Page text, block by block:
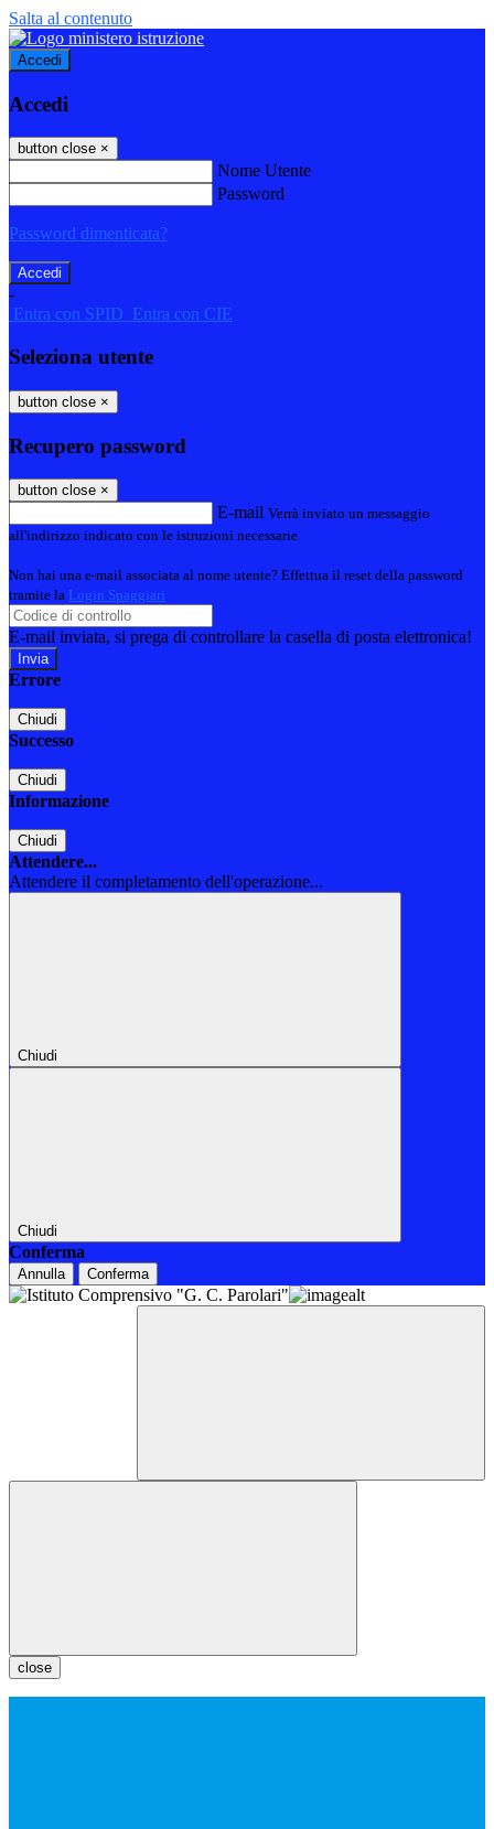
Salta al contenuto
Accedi
Accedi
button close ×
Nome Utente
Password
Password dimenticata?
-
Entra con SPID Entra con CIE
Seleziona utente
button close ×
Recupero password
button close ×
E-mail Verrà inviato un messaggio
all'indirizzo indicato con le istruzioni necessarie.
Non hai una e-mail associata al nome utente? Effettua il reset della password
tramite la Login Spaggiari
E-mail inviata, si prega di controllare la casella di posta elettronica!
Errore
Chiudi
Successo
Chiudi
Informazione
Chiudi
Attendere...
Attendere il completamento dell'operazione...
Chiudi
Chiudi
Conferma
Annulla Conferma
close